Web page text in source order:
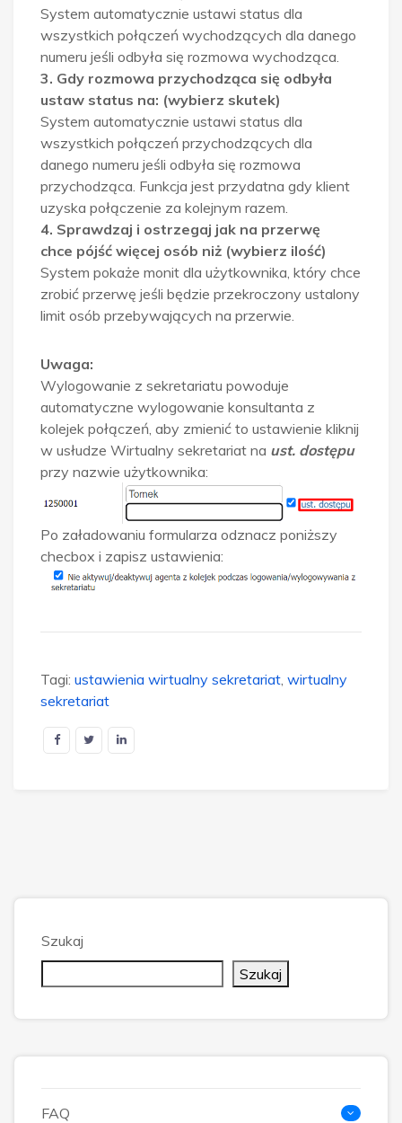
System automatycznie ustawi status dla
wszystkich połączeń wychodzących dla danego
numeru jeśli odbyła się rozmowa wychodząca.
3. Gdy rozmowa przychodząca się odbyła
ustaw status na: (wybierz skutek)
System automatycznie ustawi status dla
wszystkich połączeń przychodzących dla
danego numeru jeśli odbyła się rozmowa
przychodząca. Funkcja jest przydatna gdy klient
uzyska połączenie za kolejnym razem.
4. Sprawdzaj i ostrzegaj jak na przerwę
chce pójść więcej osób niż (wybierz ilość)
System pokaże monit dla użytkownika, który chce
zrobić przerwę jeśli będzie przekroczony ustalony
limit osób przebywających na przerwie.
Uwaga:
Wylogowanie z sekretariatu powoduje
automatyczne wylogowanie konsultanta z
kolejek połączeń, aby zmienić to ustawienie kliknij
w usłudze Wirtualny sekretariat na ust. dostępu
przy nazwie użytkownika:
Po załadowaniu formularza odznacz poniższy
checbox i zapisz ustawienia:
Tagi: ustawienia wirtualny sekretariat wirtualny
sekretariat
Szukaj
Szukaj
FAQ